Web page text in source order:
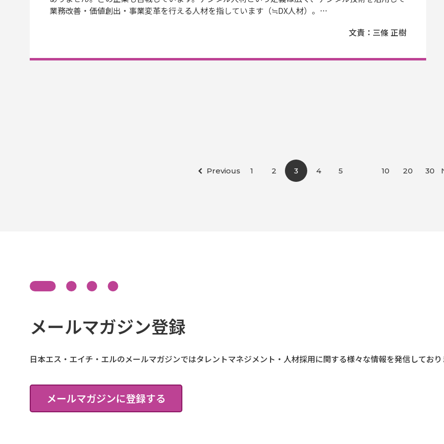
業務改善・価値創出・事業変革を行える人材を指しています（≒DX人材）。…
文責：三條 正樹
Previous 1 2 3 4 5 10 20 30
メールマガジン登録
日本エス・エイチ・エルのメールマガジンではタレントマネジメント・人材採用に関する様々な情報を発信しており
メールマガジンに登録する